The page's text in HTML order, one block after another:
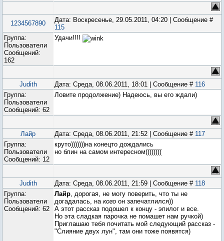
1234567890
Дата: Воскресенье, 29.05.2011, 04:20 | Сообщение #
115
Группа:
Пользователи
Сообщений:
162
Удачи!!!!
Judith Дата: Среда, 08.06.2011, 18:01 | Сообщение # 116
Группа:
Пользователи
Сообщений: 62
Ловите продолжение) Надеюсь, вы его ждали)
Лайр Дата: Среда, 08.06.2011, 21:52 | Сообщение # 117
Группа:
Пользователи
Сообщений: 12
круто)))))))на конецто дождались
но блин на самом интересном((((((((
Judith Дата: Среда, 08.06.2011, 21:59 | Сообщение # 118
Группа:
Пользователи
Сообщений: 62
Лайр, дорогая, не могу поверить, что ты не
догадалась, на кого он запечатлился))
А этот рассказ подошел к концу - эпилог и все.
Но эта сладкая парочка не помашет нам ручкой)
Приглашаю тебя почитать мой следующий рассказ -
"Слияние двух лун", там они тоже появятся)